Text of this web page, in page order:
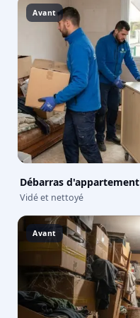
Avant
Débarras d'appartement
Vidé et nettoyé
Avant